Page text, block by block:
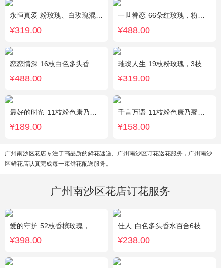
永恒真爱 粉玫瑰、白玫瑰混搭，共33朵，桔梗、尤加利搭配
¥319.00
一世眷恋 66朵红玫瑰，粉色石竹梅外围丰满围边，黑色丝带搭配
¥488.00
恋恋情深 16枝白色多头香水百合，黄莺点缀。
¥488.00
璀璨人生 19枝粉玫瑰，3枝向日葵，绿叶搭配
¥319.00
最好的时光 11枝粉色康乃馨，2枝粉色多头香水百合，栀子叶适量
¥189.00
千言万语 11枝粉色康乃馨，栀子叶间插丰满
¥158.00
广州南沙区花店专注于高品质的鲜花速递、广州南沙区订花送花服务，广州南沙
区鲜花店认真完成每一束鲜花配送服务。
广州南沙区花店订花服务
爱的守护 52枝香槟玫瑰，外围桔梗
¥398.00
佳人 白色多头香水百合6枝，满天星、紫色勿忘我、绿叶丰满
¥238.00